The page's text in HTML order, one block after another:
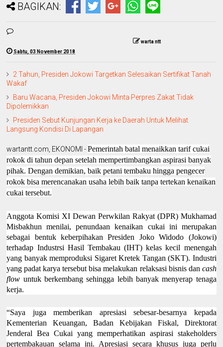
BAGIKAN:
warta ntt
Sabtu, 03 November 2018
2 Tahun, Presiden Jokowi Targetkan Selesaikan Sertifikat Tanah
Wakaf
Baru Wacana, Presiden Jokowi Minta Perpres Zakat Tidak
Dipolemikkan
Presiden Sebut Kunjungan Kerja ke Daerah Untuk Melihat
Langsung Kondisi Di Lapangan
wartantt.com, EKONOMI -Pemerintah batal menaikkan tarif cukai
rokok di tahun depan setelah mempertimbangkan aspirasi banyak
pihak. Dengan demikian, baik petani tembaku hingga pengecer
rokok bisa merencanakan usaha lebih baik tanpa tertekan kenaikan
cukai tersebut.
Anggota Komisi XI Dewan Perwkilan Rakyat (DPR) Mukhamad
Misbakhun menilai, penundaan kenaikan cukai ini merupakan
sebagai bentuk keberpihakan Presiden Joko Widodo (Jokowi)
terhadap Industrsi Hasil Tembakau (IHT) kelas kecil menengah
yang banyak memproduksi Sigaret Kretek Tangan (SKT). Industri
yang padat karya tersebut bisa melakukan relaksasi bisnis dan cash
flow untuk berkembang sehingga lebih banyak menyerap tenaga
kerja.
“Saya juga memberikan apresiasi sebesar-besarnya kepada
Kementerian Keuangan, Badan Kebijakan Fiskal, Direktorat
Jenderal Bea Cukai yang memperhatikan aspirasi stakeholders
pertembakauan selama ini. Apresiasi secara khusus juga perlu